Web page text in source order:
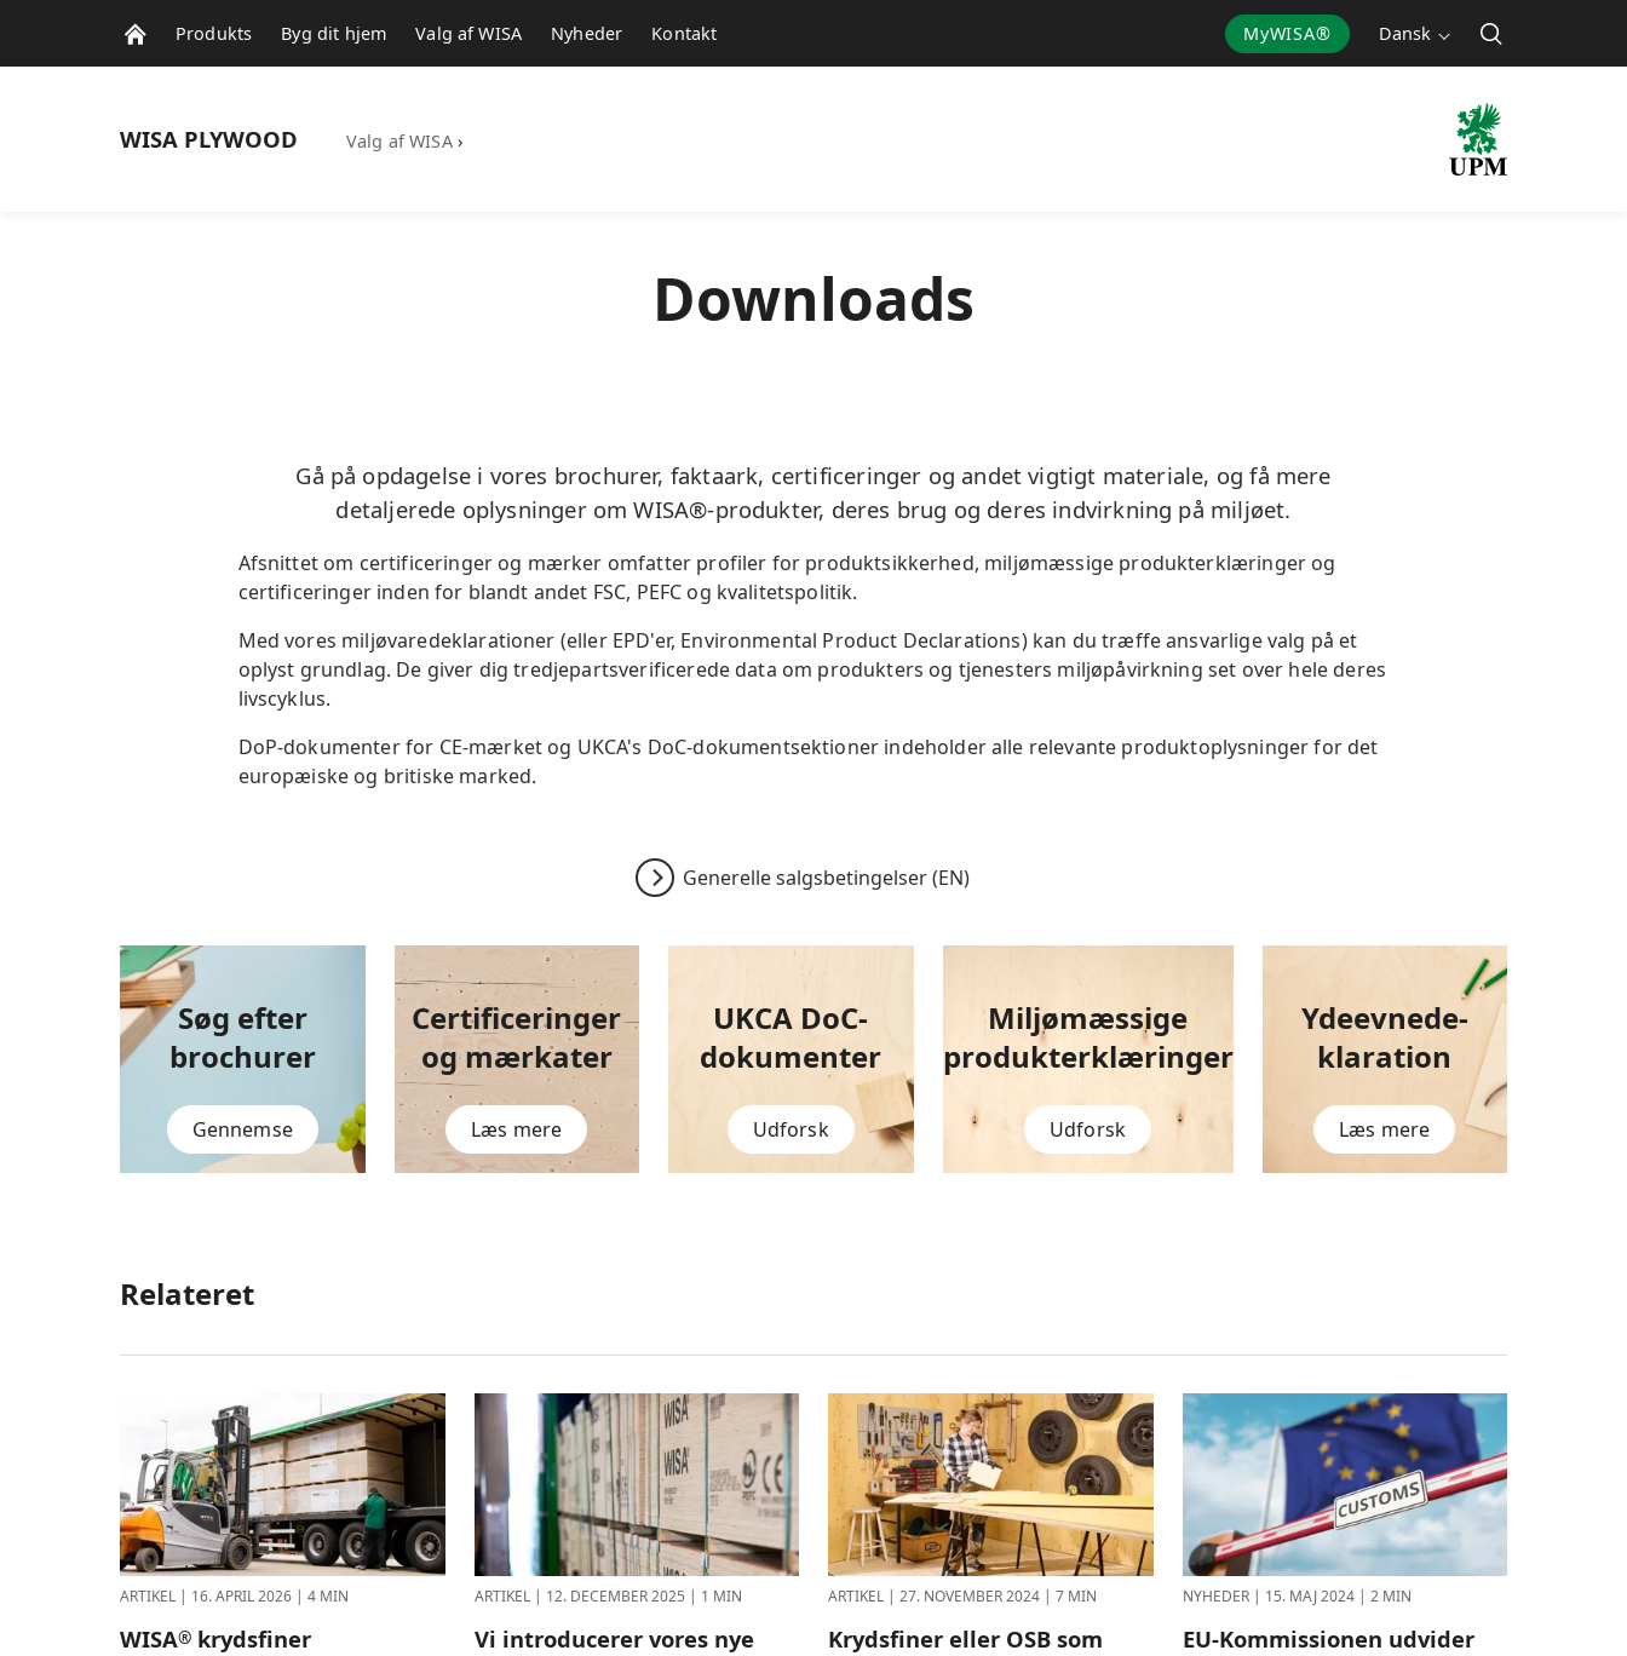
MyWISA® Dansk
Produkts Byg dit hjem Valg af WISA Nyheder Kontakt
WISA PLYWOOD Valg af WISA ›
Downloads
Gå på opdagelse i vores brochurer, faktaark, certificeringer og andet vigtigt materiale, og få mere
detaljerede oplysninger om WISA®-produkter, deres brug og deres indvirkning på miljøet.
Afsnittet om certificeringer og mærker omfatter profiler for produktsikkerhed, miljømæssige produkterklæringer og
certificeringer inden for blandt andet FSC, PEFC og kvalitetspolitik.
Med vores miljøvaredeklarationer (eller EPD'er, Environmental Product Declarations) kan du træffe ansvarlige valg på et
oplyst grundlag. De giver dig tredjepartsverificerede data om produkters og tjenesters miljøpåvirkning set over hele deres
livscyklus.
DoP-dokumenter for CE-mærket og UKCA's DoC-dokumentsektioner indeholder alle relevante produktoplysninger for det
europæiske og britiske marked.
Generelle salgsbetingelser (EN)
Søg efter
brochurer
Gennemse
Certificeringer
og mærkater
Læs mere
UKCA DoC-
dokumenter
Udforsk
Miljømæssige
produkterklæringer
Udforsk
Ydeevnede-
klaration
Læs mere
Relateret
ARTIKEL | 16. APRIL 2026 | 4 MIN
WISA® krydsfiner
ARTIKEL | 12. DECEMBER 2025 | 1 MIN
Vi introducerer vores nye
ARTIKEL | 27. NOVEMBER 2024 | 7 MIN
Krydsfiner eller OSB som
NYHEDER | 15. MAJ 2024 | 2 MIN
EU-Kommissionen udvider